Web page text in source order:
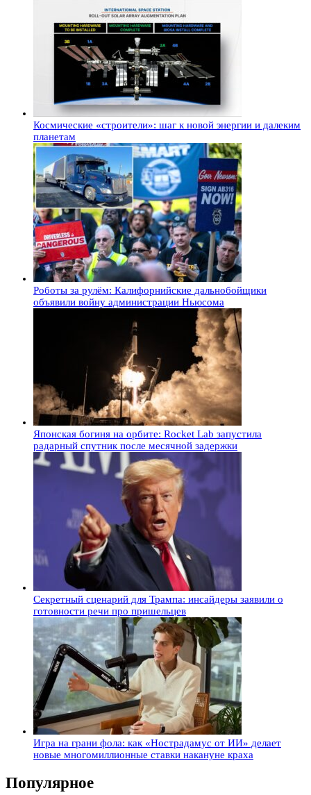
Космические «строители»: шаг к новой энергии и далеким
планетам
Роботы за рулём: Калифорнийские дальнобойщики
объявили войну администрации Ньюсома
Японская богиня на орбите: Rocket Lab запустила
радарный спутник после месячной задержки
Секретный сценарий для Трампа: инсайдеры заявили о
готовности речи про пришельцев
Игра на грани фола: как «Нострадамус от ИИ» делает
новые многомиллионные ставки накануне краха
Популярное